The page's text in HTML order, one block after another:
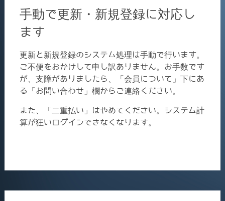
手動で更新・新規登録に対応し
ます
更新と新規登録のシステム処理は手動で行います。
ご不便をおかけして申し訳ありません。お手数です
が、支障がありましたら、「会員について」下にあ
る「お問い合わせ」欄からご連絡ください。
また、「二重払い」はやめてください。システム計
算が狂いログインできなくなります。